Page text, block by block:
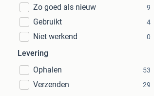
Zo goed als nieuw 9
Gebruikt 4
Niet werkend 0
Levering
Ophalen
53
Verzenden 29